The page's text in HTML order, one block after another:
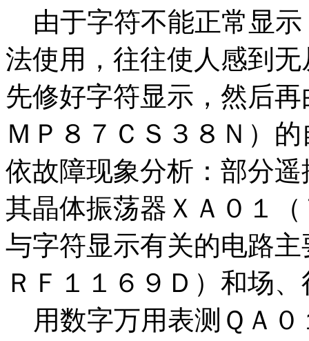
由于字符不能正常显示
法使用，往往使人感到
先修好字符显示，然后
ＭＰ８７ＣＳ３８Ｎ）
依故障现象分析：部分
其晶体振荡器ＸＡ０１
与字符显示有关的电路
ＲＦ１１６９Ｄ）和场
用数字万用表测ＱＡ０